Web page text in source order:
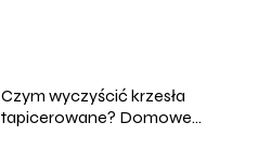
Czym wyczyścić krzesła
tapicerowane? Domowe